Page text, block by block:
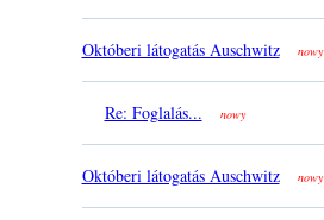
Októberi látogatás Auschwitz nowy
Re: Foglalás... nowy
Októberi látogatás Auschwitz nowy